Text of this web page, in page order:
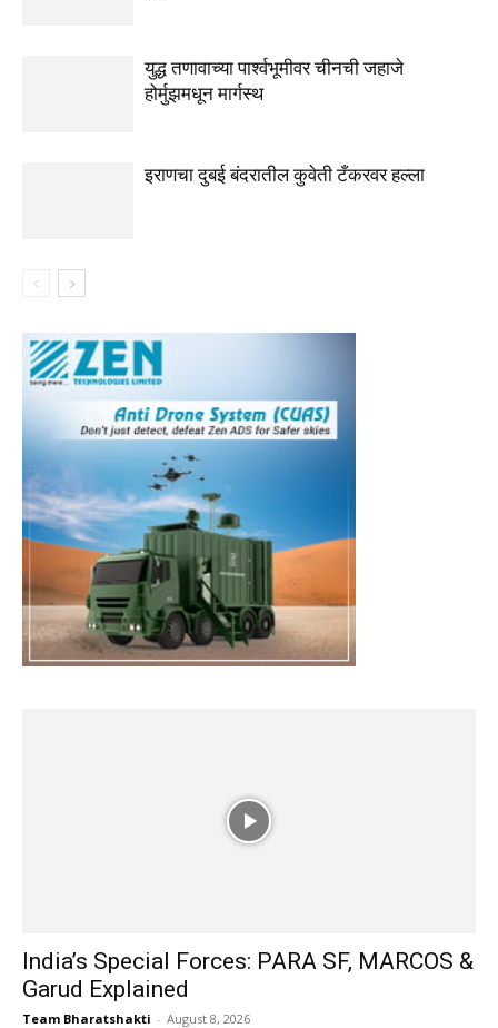
युद्ध तणावाच्या पार्श्वभूमीवर चीनची जहाजे
होर्मुझमधून मार्गस्थ
इराणचा दुबई बंदरातील कुवेती टँकरवर हल्ला
India’s Special Forces: PARA SF, MARCOS &
Garud Explained
Team Bharatshakti - August 8, 2026